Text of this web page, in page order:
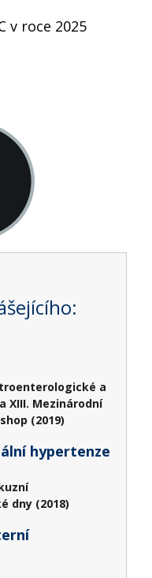
v roce 2025
a
XIII. Mezinárodní
(2019)
hypertenze
dny (2018)